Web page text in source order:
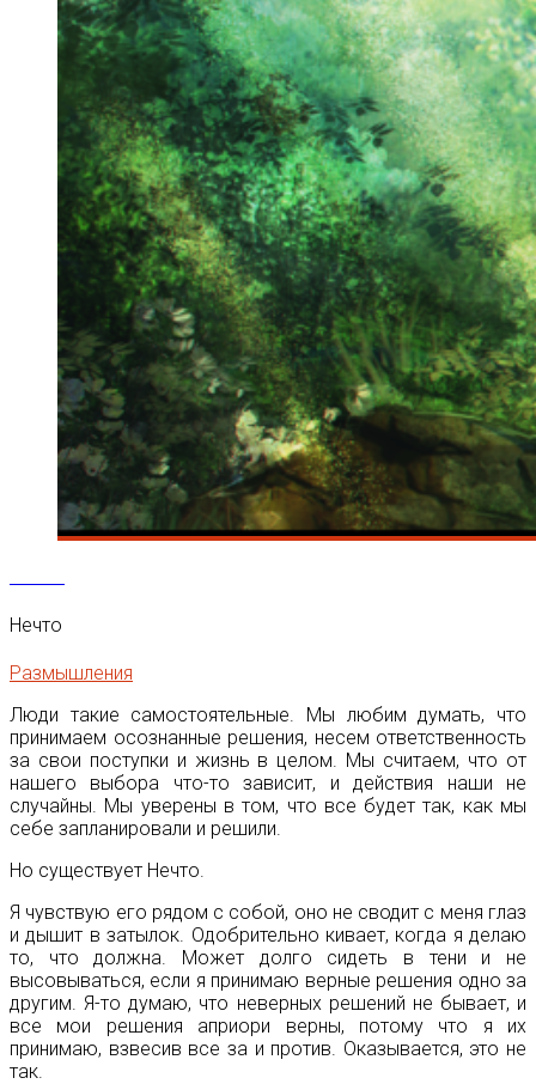
Нечто
Размышления
Люди такие самостоятельные. Мы любим думать, что
принимаем осознанные решения, несем ответственность
за свои поступки и жизнь в целом. Мы считаем, что от
нашего выбора что-то зависит, и действия наши не
случайны. Мы уверены в том, что все будет так, как мы
себе запланировали и решили.
Но существует Нечто.
Я чувствую его рядом с собой, оно не сводит с меня глаз
и дышит в затылок. Одобрительно кивает, когда я делаю
то, что должна. Может долго сидеть в тени и не
высовываться, если я принимаю верные решения одно за
другим. Я-то думаю, что неверных решений не бывает, и
все мои решения априори верны, потому что я их
принимаю, взвесив все за и против. Оказывается, это не
так.